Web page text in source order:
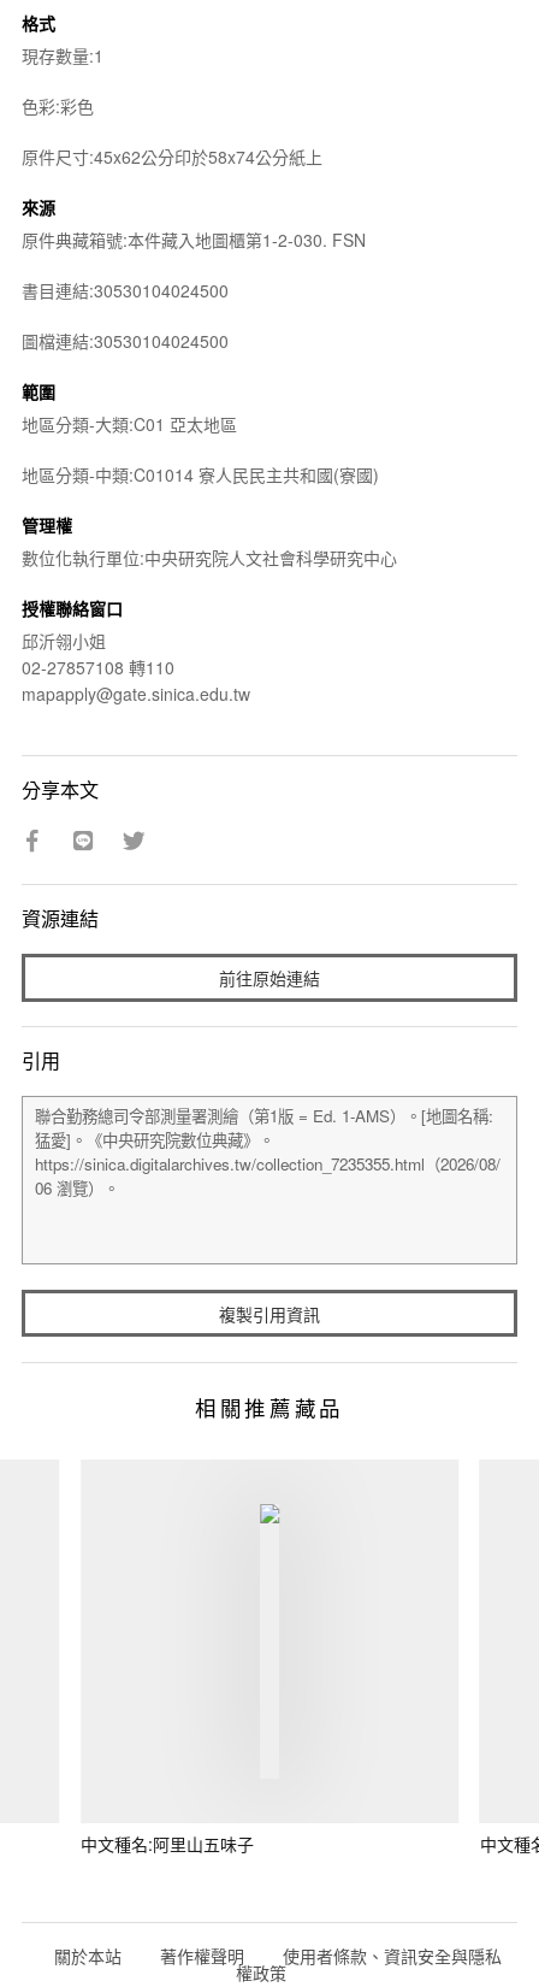
格式
現存數量:1
色彩:彩色
原件尺寸:45x62公分印於58x74公分紙上
來源
原件典藏箱號:本件藏入地圖櫃第1-2-030. FSN
書目連結:30530104024500
圖檔連結:30530104024500
範圍
地區分類-大類:C01 亞太地區
地區分類-中類:C01014 寮人民民主共和國(寮國)
管理權
數位化執行單位:中央研究院人文社會科學研究中心
授權聯絡窗口
邱沂翎小姐
02-27857108 轉110
mapapply@gate.sinica.edu.tw
分享本文
資源連結
前往原始連結
引用
複製引用資訊
相關推薦藏品
中文種名:阿里山五味子 中文種
關於本站 著作權聲明 使用者條款、資訊安全與隱私
權政策